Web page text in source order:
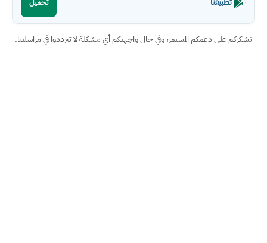
تحميل
نشكركم على دعمكم المستمر، وفي حال واجهتكم أي مشكلة لا تترددوا في مراسلتنا.